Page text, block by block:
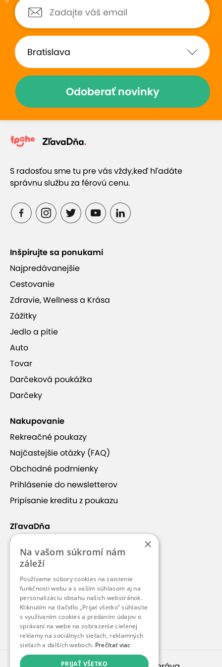
Zobraziť hodnotenia (33)
Prečo si vybrať túto ponuku
1 min. v tuneli sa vyrovná zoskoku z lietadla z
výšky 4 000 m
HURRICANE FACTORY TATRALANDIA
Zobraziť viac
Lietanie vo veternom tuneli
Hurricane Factory Tatralandia
Splňte si svoj sen o lietaní! V presklenej letovej
komore o priemere 4,3 metra a výške
neuveriteľných 14 metrov prúdi vzduch rýchlosťou
až 270 km/h.
Vy však lietate v bezpečnej výške a pod neustálym
dohľadom skúsených inštruktorov.
Odoberať novinky
S radosťou sme tu pre vás vždy,keď hľadáte
správnu službu za férovú cenu.
Inšpirujte sa ponukami
Najpredávanejšie
Cestovanie
Zdravie, Wellness a Krása
Zážitky
Jedlo a pitie
Auto
Tovar
Darčeková poukážka
Darčeky
Nakupovanie
Rekreačné poukazy
Najčastejšie otázky (FAQ)
Obchodné podmienky
Prihlásenie do newsletterov
Pripísanie kreditu z poukazu
ZľavaDňa
Náš príbeh
Kontakt
Kariéra
Blog
Pre médiá
Pre partnerov
×
Na vašom súkromí nám
záleží
Používame súbory cookies na zaistenie
funkčnosti webu a s vaším súhlasom aj na
personalizáciu obsahu našich webstránok.
Kliknutím na tlačidlo „Prijať všetko“ súhlasíte
s využívaním cookies a predaním údajov o
správaní na webe na zobrazenie cielenej
reklamy na sociálnych sieťach, reklamných
sieťach a ďalších weboch. Prečítať viac
PRIJAŤ VŠETKO